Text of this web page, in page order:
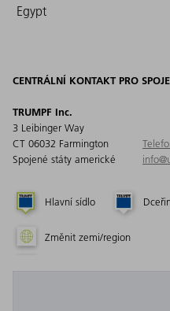
Egypt
CENTRÁLNÍ KONTAKT PRO
TRUMPF Inc.
3 Leibinger Way
CT 06032 Farmington
Spojené státy americké
Hlavní sídlo
Změnit zemi/region